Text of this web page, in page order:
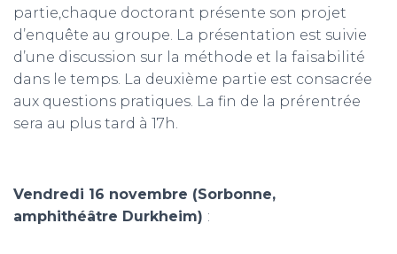
partie,chaque doctorant présente son projet
d’enquête au groupe. La présentation est suivie
d’une discussion sur la méthode et la faisabilité
dans le temps. La deuxième partie est consacrée
aux questions pratiques. La fin de la prérentrée
sera au plus tard à 17h.
Vendredi 16 novembre (Sorbonne,
amphithéâtre Durkheim) :